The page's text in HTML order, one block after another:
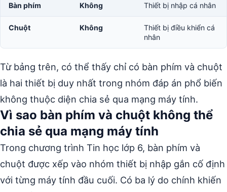
Bàn phím Không Thiết bị nhập cá nhân
Chuột Không
Thiết bị điều khiển cá
nhân
Từ bảng trên, có thể thấy chỉ có bàn phím và chuột
là hai thiết bị duy nhất trong nhóm đáp án phổ biến
không thuộc diện chia sẻ qua mạng máy tính.
Vì sao bàn phím và chuột không thể
chia sẻ qua mạng máy tính
Trong chương trình Tin học lớp 6, bàn phím và
chuột được xếp vào nhóm thiết bị nhập gắn cố định
với từng máy tính đầu cuối. Có ba lý do chính khiến